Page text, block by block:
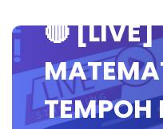
🔴 [LIVE]
TEMPOH